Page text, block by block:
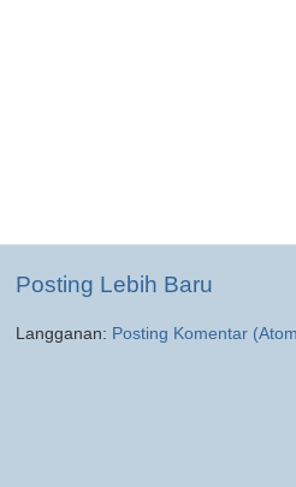
Posting Lebih Baru
Langganan: Posting Komentar